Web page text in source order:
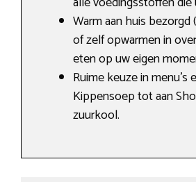
Warm aan huis
of zelf opwarmen in
eten op uw eigen
Ruime keuze in menu’s
Kippensoep tot aan
zuurkool.